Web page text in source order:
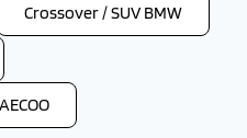
Crossover / SUV BMW